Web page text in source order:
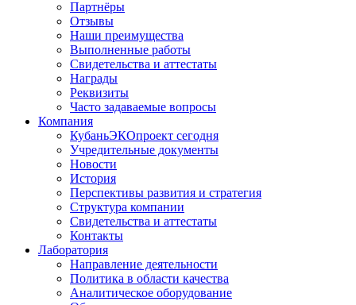
Партнёры
Отзывы
Наши преимущества
Выполненные работы
Свидетельства и аттестаты
Награды
Реквизиты
Часто задаваемые вопросы
Компания
КубаньЭКОпроект сегодня
Учредительные документы
Новости
История
Перспективы развития и стратегия
Структура компании
Свидетельства и аттестаты
Контакты
Лаборатория
Направление деятельности
Политика в области качества
Аналитическое оборудование